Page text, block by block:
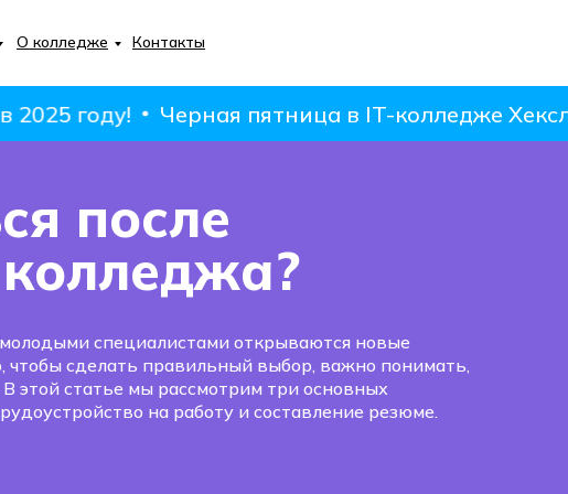
О колледже Контакты
году! Черная пятница в IT-колледже Хекслет:
после
специалистами открываются новые
чтобы сделать правильный выбор, важно понимать,
этой статье мы рассмотрим три основных
на работу и составление резюме.